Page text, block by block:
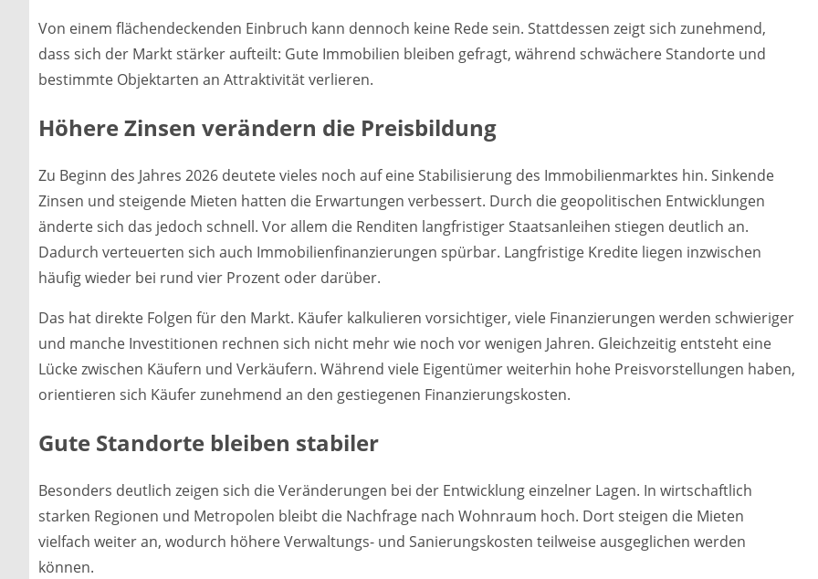
Von einem flächendeckenden Einbruch kann dennoch keine Rede sein. Stattdessen zeigt sich zunehmend,
dass sich der Markt stärker aufteilt: Gute Immobilien bleiben gefragt, während schwächere Standorte und
bestimmte Objektarten an Attraktivität verlieren.
Höhere Zinsen verändern die Preisbildung
Zu Beginn des Jahres 2026 deutete vieles noch auf eine Stabilisierung des Immobilienmarktes hin. Sinkende
Zinsen und steigende Mieten hatten die Erwartungen verbessert. Durch die geopolitischen Entwicklungen
änderte sich das jedoch schnell. Vor allem die Renditen langfristiger Staatsanleihen stiegen deutlich an.
Dadurch verteuerten sich auch Immobilienfinanzierungen spürbar. Langfristige Kredite liegen inzwischen
häufig wieder bei rund vier Prozent oder darüber.
Das hat direkte Folgen für den Markt. Käufer kalkulieren vorsichtiger, viele Finanzierungen werden schwieriger
und manche Investitionen rechnen sich nicht mehr wie noch vor wenigen Jahren. Gleichzeitig entsteht eine
Lücke zwischen Käufern und Verkäufern. Während viele Eigentümer weiterhin hohe Preisvorstellungen haben,
orientieren sich Käufer zunehmend an den gestiegenen Finanzierungskosten.
Gute Standorte bleiben stabiler
Besonders deutlich zeigen sich die Veränderungen bei der Entwicklung einzelner Lagen. In wirtschaftlich
starken Regionen und Metropolen bleibt die Nachfrage nach Wohnraum hoch. Dort steigen die Mieten
vielfach weiter an, wodurch höhere Verwaltungs- und Sanierungskosten teilweise ausgeglichen werden
können.